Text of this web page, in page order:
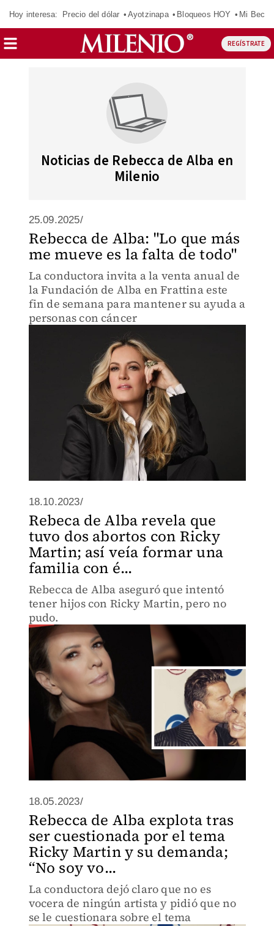
Hoy interesa: Precio del dólar Ayotzinapa Bloqueos HOY Mi Beca
REGÍSTRATE
Noticias de Rebecca de Alba en
Milenio
25.09.2025/
Rebecca de Alba: "Lo que más
me mueve es la falta de todo"
La conductora invita a la venta anual de
la Fundación de Alba en Frattina este
fin de semana para mantener su ayuda a
personas con cáncer
18.10.2023/
Rebeca de Alba revela que
tuvo dos abortos con Ricky
Martin; así veía formar una
familia con é...
Rebecca de Alba aseguró que intentó
tener hijos con Ricky Martin, pero no
pudo.
18.05.2023/
Rebecca de Alba explota tras
ser cuestionada por el tema
Ricky Martin y su demanda;
“No soy vo...
La conductora dejó claro que no es
vocera de ningún artista y pidió que no
se le cuestionara sobre el tema